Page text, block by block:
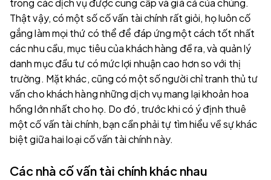
trong các dịch vụ được cung cấp và giá cả của chúng.
Thật vậy, có một số cố vấn tài chính rất giỏi, họ luôn cố
gắng làm mọi thứ có thể để đáp ứng một cách tốt nhất
các nhu cầu, mục tiêu của khách hàng đề ra, và quản lý
danh mục đầu tư có mức lợi nhuận cao hơn so với thị
trường. Mặt khác, cũng có một số người chỉ tranh thủ tư
vấn cho khách hàng những dịch vụ mang lại khoản hoa
hồng lớn nhất cho họ. Do đó, trước khi có ý định thuê
một cố vấn tài chính, bạn cần phải tự tìm hiểu về sự khác
biệt giữa hai loại cố vấn tài chính này.
Các nhà cố vấn tài chính khác nhau